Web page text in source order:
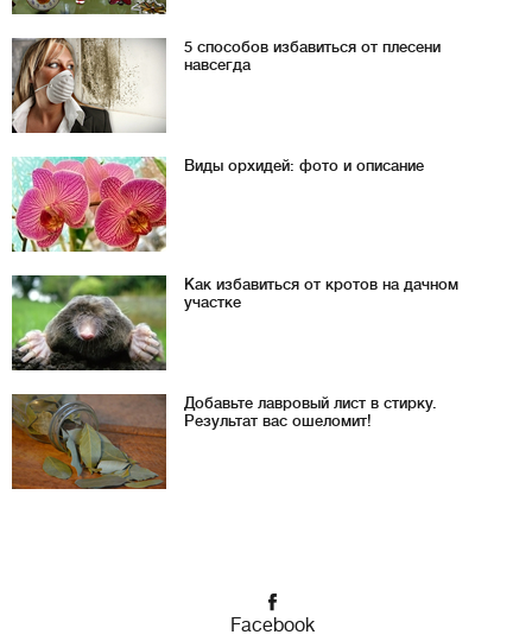
5 способов избавиться от плесени
навсегда
Виды орхидей: фото и описание
Как избавиться от кротов на дачном
участке
Добавьте лавровый лист в стирку.
Результат вас ошеломит!
Facebook